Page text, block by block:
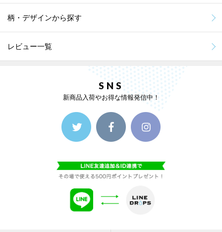
柄・デザインから探す
レビュー一覧
SNS
新商品入荷やお得な情報発信中！